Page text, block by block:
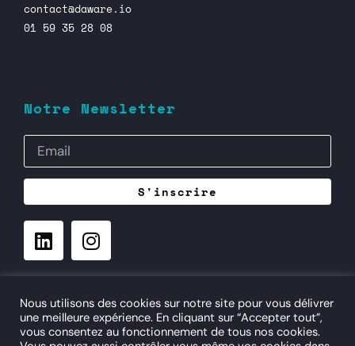
contact@daware.io
01 59 35 28 08
Notre Newsletter
S'inscrire
3 rue Popincourt
75011 Paris
FRANCE
Nous utilisons des cookies sur notre site pour vous délivrer
une meilleure expérience. En cliquant sur “Accepter tout”,
vous consentez au fonctionnement de tous nos cookies.